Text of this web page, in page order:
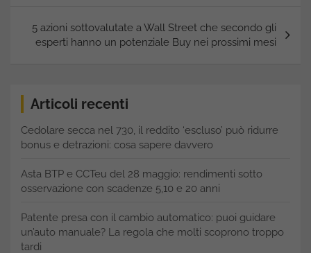
5 azioni sottovalutate a Wall Street che secondo gli
esperti hanno un potenziale Buy nei prossimi mesi
Articoli recenti
Cedolare secca nel 730, il reddito ‘escluso’ può ridurre
bonus e detrazioni: cosa sapere davvero
Asta BTP e CCTeu del 28 maggio: rendimenti sotto
osservazione con scadenze 5,10 e 20 anni
Patente presa con il cambio automatico: puoi guidare
un’auto manuale? La regola che molti scoprono troppo
tardi